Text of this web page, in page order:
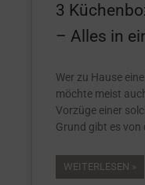
3
– Alles in
Wer zu Hause
möchte meist
Vorzüge einer
Grund gibt es von
WEITERLESEN »